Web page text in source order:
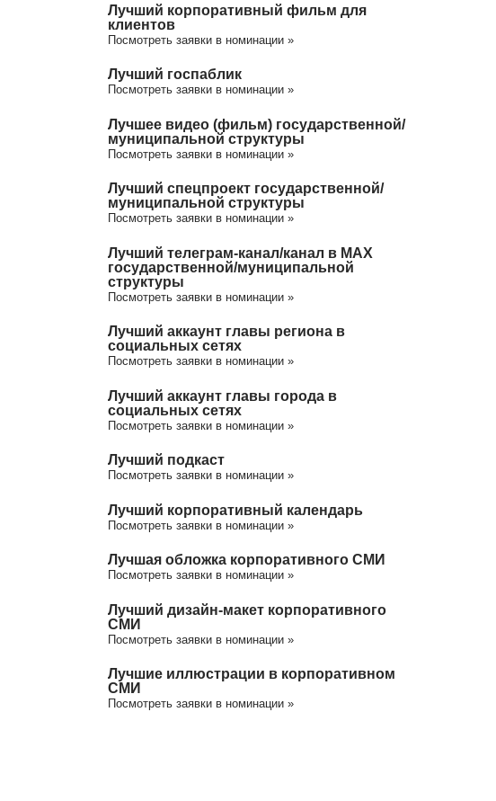
Лучший корпоративный фильм для
клиентов
Посмотреть заявки в номинации »
Лучший госпаблик
Посмотреть заявки в номинации »
Лучшее видео (фильм) государственной/
муниципальной структуры
Посмотреть заявки в номинации »
Лучший спецпроект государственной/
муниципальной структуры
Посмотреть заявки в номинации »
Лучший телеграм-канал/канал в МАХ
государственной/муниципальной
структуры
Посмотреть заявки в номинации »
Лучший аккаунт главы региона в
социальных сетях
Посмотреть заявки в номинации »
Лучший аккаунт главы города в
социальных сетях
Посмотреть заявки в номинации »
Лучший подкаст
Посмотреть заявки в номинации »
Лучший корпоративный календарь
Посмотреть заявки в номинации »
Лучшая обложка корпоративного СМИ
Посмотреть заявки в номинации »
Лучший дизайн-макет корпоративного
СМИ
Посмотреть заявки в номинации »
Лучшие иллюстрации в корпоративном
СМИ
Посмотреть заявки в номинации »